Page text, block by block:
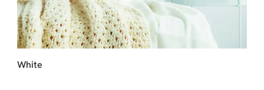
White